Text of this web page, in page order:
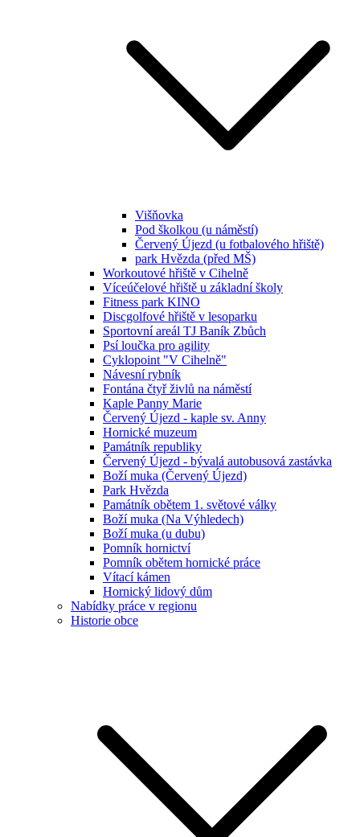
Višňovka
Pod školkou (u náměstí)
Červený Újezd (u fotbalového hřiště)
park Hvězda (před MŠ)
Workoutové hřiště v Cihelně
Víceúčelové hřiště u základní školy
Fitness park KINO
Discgolfové hřiště v lesoparku
Sportovní areál TJ Baník Zbůch
Psí loučka pro agility
Cyklopoint "V Cihelně"
Návesní rybník
Fontána čtyř živlů na náměstí
Kaple Panny Marie
Červený Újezd - kaple sv. Anny
Hornické muzeum
Památník republiky
Červený Újezd - bývalá autobusová zastávka
Boží muka (Červený Újezd)
Park Hvězda
Památník obětem 1. světové války
Boží muka (Na Výhledech)
Boží muka (u dubu)
Pomník hornictví
Pomník obětem hornické práce
Vítací kámen
Hornický lidový dům
Nabídky práce v regionu
Historie obce